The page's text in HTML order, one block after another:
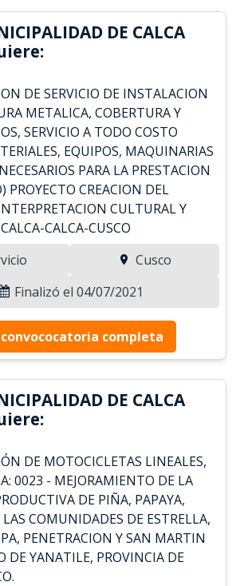
DE CALCA
DE SERVICIO DE INSTALACION
METALICA, COBERTURA Y
SERVICIO A TODO COSTO
EQUIPOS, MAQUINARIAS
PARA LA PRESTACION
PROYECTO CREACION DEL
CULTURAL Y
CALCA-CUSCO
Cusco
Finalizó el 04/07/2021
completa
DE CALCA
DE MOTOCICLETAS LINEALES,
0023 - MEJORAMIENTO DE LA
DE PIÑA, PAPAYA,
COMUNIDADES DE ESTRELLA,
PENETRACION Y SAN MARTIN
DE YANATILE, PROVINCIA DE